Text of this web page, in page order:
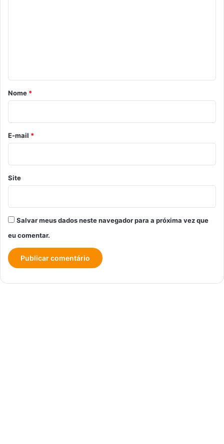
r
o
*
Nome *
E-mail *
Site
Salvar meus dados neste navegador para a próxima vez que
eu comentar.